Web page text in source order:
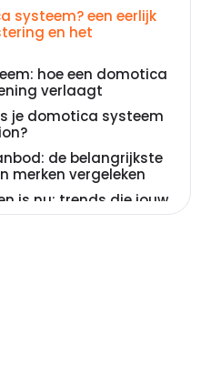
systeem? een eerlijk
en het
hoe een domotica
verlaagt
je domotica systeem
de belangrijkste
merken vergeleken
is nu: trends die jouw
toekomstbestendig